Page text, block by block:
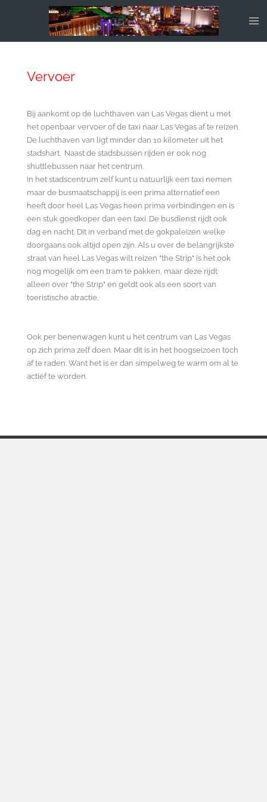
Vervoer
Bij aankomt op de luchthaven van Las Vegas dient u met
het openbaar vervoer of de taxi naar Las Vegas af te reizen.
De luchthaven van ligt minder dan 10 kilometer uit het
stadshart. Naast de stadsbussen rijden er ook nog
shuttlebussen naar het centrum.
In het stadscentrum zelf kunt u natuurlijk een taxi nemen
maar de busmaatschappij is een prima alternatief een
heeft door heel Las Vegas heen prima verbindingen en is
een stuk goedkoper dan een taxi. De busdienst rijdt ook
dag en nacht. Dit in verband met de gokpaleizen welke
doorgaans ook altijd open zijn. Als u over de belangrijkste
straat van heel Las Vegas wilt reizen "the Strip" is het ook
nog mogelijk om een tram te pakken, maar deze rijdt
alleen over "the Strip" en geldt ook als een soort van
toeristische atractie.
Ook per benenwagen kunt u het centrum van Las Vegas
op zich prima zelf doen. Maar dit is in het hoogseizoen toch
af te raden. Want het is er dan simpelweg te warm om al te
actief te worden.